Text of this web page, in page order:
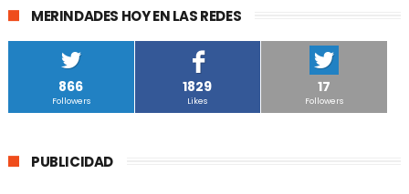
MERINDADES HOY EN LAS REDES
866
Followers
1829
Likes
17
Followers
PUBLICIDAD